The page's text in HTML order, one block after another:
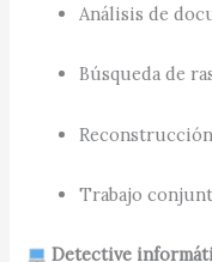
Análisis de
Búsqueda de
Trabajo
Detective